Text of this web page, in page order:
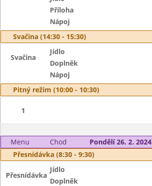
Příloha
Nápoj
Svačina (14:30 - 15:30)
Svačina
Jídlo
Doplněk
Nápoj
Pitný režim (10:00 - 10:30)
1
Menu Chod
Pondělí 26. 2. 2024
Přesnídávka (8:30 - 9:30)
Přesnídávka
Jídlo
Doplněk